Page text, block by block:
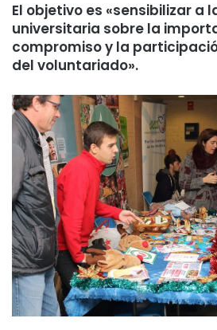
El objetivo es «sensibilizar a
universitaria sobre la
compromiso y la
del voluntariado».